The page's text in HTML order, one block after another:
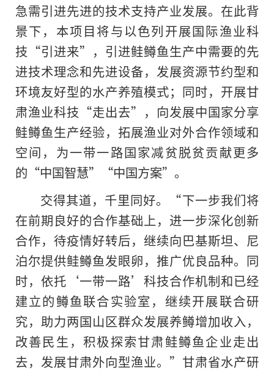
急需引进先进的技术支持产业发展。在此背
景下，本项目将与以色列开展国际渔业科
技“引进来”，引进鲑鳟鱼生产中需要的先
进技术理念和先进设备，发展资源节约型和
环境友好型的水产养殖模式；同时，开展甘
肃渔业科技“走出去”，向发展中国家分享
鲑鳟鱼生产经验，拓展渔业对外合作领域和
空间，为一带一路国家减贫脱贫贡献更多
的“中国智慧”“中国方案”。
交得其道，千里同好。“下一步我们将
在前期良好的合作基础上，进一步深化创新
合作，待疫情好转后，继续向巴基斯坦、尼
泊尔提供鲑鳟鱼发眼卵，推广优良品种。同
时，依托‘一带一路’科技合作机制和已经
建立的鳟鱼联合实验室，继续开展联合研
究，助力两国山区群众发展养鳟增加收入，
改善民生，积极探索甘肃鲑鳟鱼企业走出
去，发展甘肃外向型渔业。”甘肃省水产研